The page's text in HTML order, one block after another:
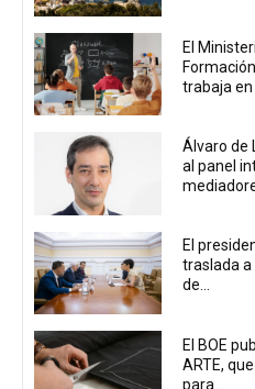
El
trabaja en
Álvaro de
al panel
El
traslada a
de...
El BOE
ARTE,
para...